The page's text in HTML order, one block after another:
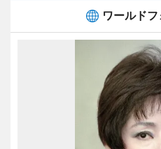
ワールド